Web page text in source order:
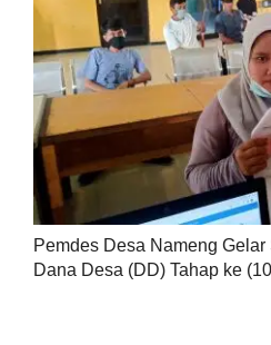
Pemdes Desa Nameng
Dana Desa (DD) Tahap ke